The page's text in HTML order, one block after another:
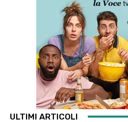
ULTIMI ARTICOLI